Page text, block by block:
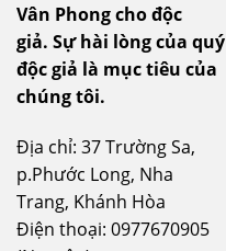
Vân Phong cho độc
giả. Sự hài lòng của quý
độc giả là mục tiêu của
chúng tôi.
Địa chỉ: 37 Trường Sa,
p.Phước Long, Nha
Trang, Khánh Hòa
Điện thoại: 0977670905